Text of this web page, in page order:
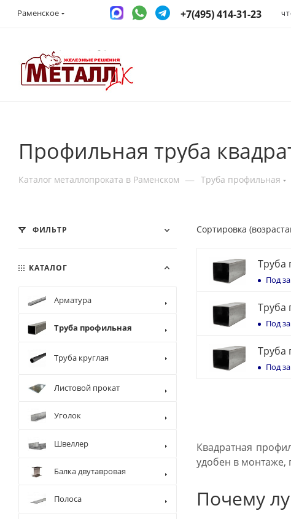
Раменское +7(495) 414-31-23
Профильная труба
Каталог металлопроката в Раменском — Труба профильная
Сортировка
Труба
Под
Труба
Под
Труба
Под
Квадратная
удобен в монтаже,
Почему
ФИЛЬТР
КАТАЛОГ
Арматура
Труба профильная
Труба круглая
Листовой прокат
Уголок
Швеллер
Балка двутавровая
Полоса